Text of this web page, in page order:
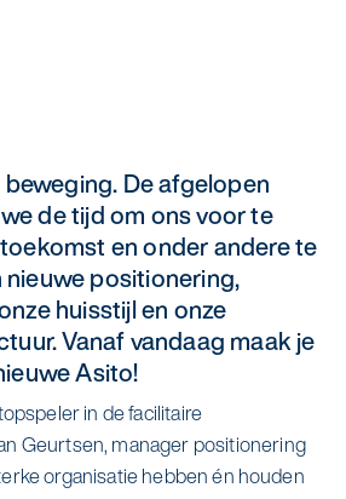
One Go
bekijken
De afgelopen
de tijd om ons voor te
en onder andere te
nieuwe positionering,
huisstijl en onze
Vanaf vandaag maak je
Asito!
in de facilitaire
Geurtsen, manager positionering
organisatie hebben én houden